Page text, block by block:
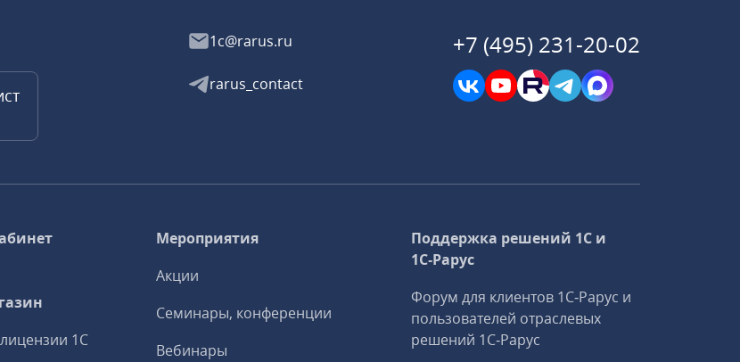
1c@rarus.ru
rarus_contact
+7 (495) 231-20-02
1С
Мероприятия
Акции
Семинары, конференции
Вебинары
Поддержка решений 1С и
1С‑Рарус
Форум для клиентов 1С‑Рарус и
пользователей отраслевых
решений 1С‑Рарус